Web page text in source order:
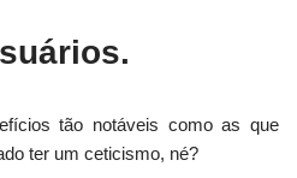
tão notáveis como as que
ter um ceticismo, né?